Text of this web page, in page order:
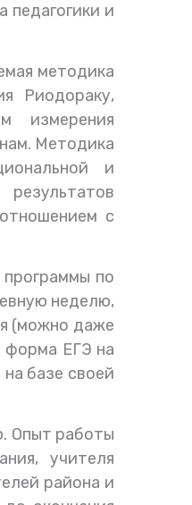
педагогики и
методика
Риодораку,
измерения
Методика
и
с
по
неделю,
(можно даже
форма ЕГЭ на
базе своей
Опыт работы
учителя
района и